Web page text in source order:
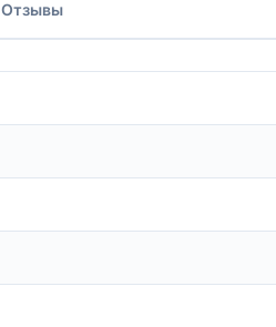
Отзывы